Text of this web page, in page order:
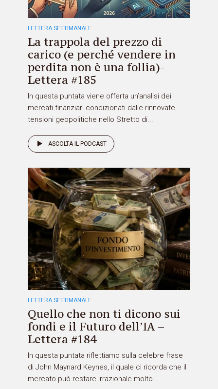
LETTERA SETTIMANALE
La trappola del prezzo di
carico (e perché vendere in
perdita non è una follia)-
Lettera #185
In questa puntata viene offerta un’analisi dei
mercati finanziari condizionati dalle rinnovate
tensioni geopolitiche nello Stretto di...
ASCOLTA IL PODCAST
LETTERA SETTIMANALE
Quello che non ti dicono sui
fondi e il Futuro dell’IA –
Lettera #184
In questa puntata riflettiamo sulla celebre frase
di John Maynard Keynes, il quale ci ricorda che il
mercato può restare irrazionale molto...